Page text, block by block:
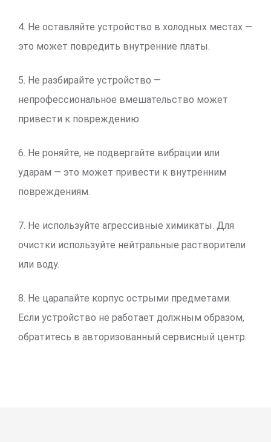
4. Не оставляйте устройство в холодных местах —
это может повредить внутренние платы.
5. Не разбирайте устройство —
непрофессиональное вмешательство может
привести к повреждению.
6. Не роняйте, не подвергайте вибрации или
ударам — это может привести к внутренним
повреждениям.
7. Не используйте агрессивные химикаты. Для
очистки используйте нейтральные растворители
или воду.
8. Не царапайте корпус острыми предметами.
Если устройство не работает должным образом,
обратитесь в авторизованный сервисный центр.